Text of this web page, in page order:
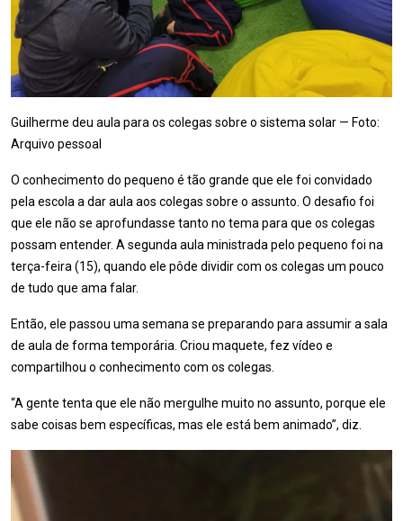
Guilherme deu aula para os colegas sobre o sistema solar — Foto:
Arquivo pessoal
O conhecimento do pequeno é tão grande que ele foi convidado
pela escola a dar aula aos colegas sobre o assunto. O desafio foi
que ele não se aprofundasse tanto no tema para que os colegas
possam entender. A segunda aula ministrada pelo pequeno foi na
terça-feira (15), quando ele pôde dividir com os colegas um pouco
de tudo que ama falar.
Então, ele passou uma semana se preparando para assumir a sala
de aula de forma temporária. Criou maquete, fez vídeo e
compartilhou o conhecimento com os colegas.
“A gente tenta que ele não mergulhe muito no assunto, porque ele
sabe coisas bem específicas, mas ele está bem animado”, diz.